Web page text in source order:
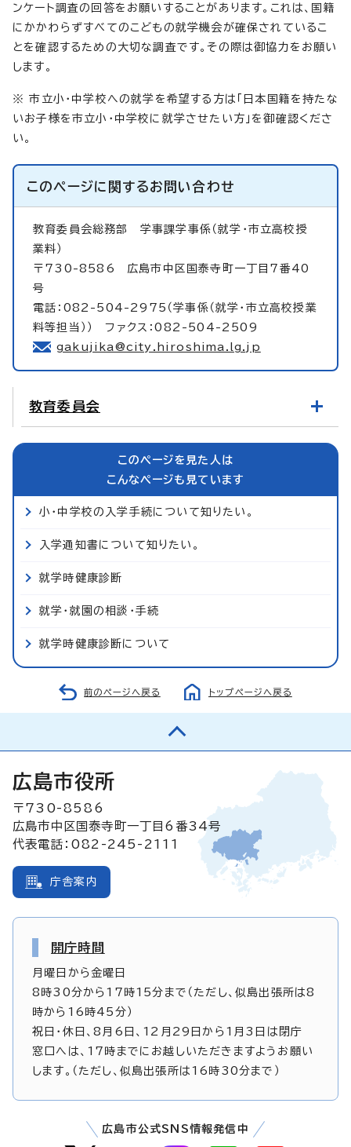
ンケート調査の回答をお願いすることがあります。これは、国籍
にかかわらずすべてのこどもの就学機会が確保されているこ
とを確認するための大切な調査です。その際は御協力をお願い
します。
※ 市立小・中学校への就学を希望する方は「日本国籍を持たな
いお子様を市立小・中学校に就学させたい方」を御確認くださ
い。
このページに関するお問い合わせ
教育委員会総務部 学事課学事係（就学・市立高校授
業料）
〒730-8586 広島市中区国泰寺町一丁目7番40
号
電話：082-504-2975（学事係（就学・市立高校授業
料等担当）） ファクス：082-504-2509
gakujika@city.hiroshima.lg.jp
教育委員会
このページを見た人は
こんなページも見ています
小・中学校の入学手続について知りたい。
入学通知書について知りたい。
就学時健康診断
就学・就園の相談・手続
就学時健康診断について
前のページへ戻る トップページへ戻る
広島市役所
〒730-8586
広島市中区国泰寺町一丁目6番34号
代表電話：082-245-2111
庁舎案内
開庁時間
月曜日から金曜日
8時30分から17時15分まで（ただし、似島出張所は8
時から16時45分）
祝日・休日、8月6日、12月29日から1月3日は閉庁
窓口へは、17時までにお越しいただきますようお願い
します。（ただし、似島出張所は16時30分まで）
広島市公式SNS情報発信中